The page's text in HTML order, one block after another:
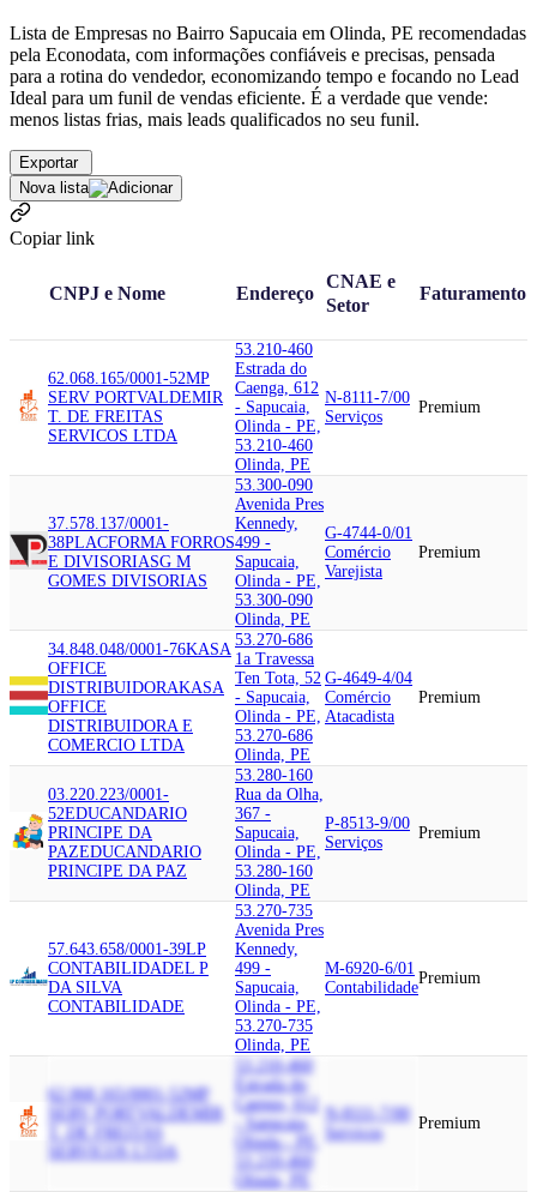
Lista de Empresas no Bairro Sapucaia em Olinda, PE recomendadas
pela Econodata, com informações confiáveis e precisas, pensada
para a rotina do vendedor, economizando tempo e focando no Lead
Ideal para um funil de vendas eficiente. É a verdade que vende:
menos listas frias, mais leads qualificados no seu funil.
Exportar
Nova lista
Copiar link
CNPJ e Nome Endereço
CNAE e
Setor
Faturamento
62.068.165/0001-52MP
SERV PORTVALDEMIR
T. DE FREITAS
SERVICOS LTDA
53.210-460
Estrada do
Caenga, 612
- Sapucaia,
Olinda - PE,
53.210-460
Olinda, PE
N-8111-7/00
Serviços
Premium
37.578.137/0001-
38PLACFORMA FORROS
E DIVISORIASG M
GOMES DIVISORIAS
53.300-090
Avenida Pres
Kennedy,
499 -
Sapucaia,
Olinda - PE,
53.300-090
Olinda, PE
G-4744-0/01
Comércio
Varejista
Premium
34.848.048/0001-76KASA
OFFICE
DISTRIBUIDORAKASA
OFFICE
DISTRIBUIDORA E
COMERCIO LTDA
53.270-686
1a Travessa
Ten Tota, 52
- Sapucaia,
Olinda - PE,
53.270-686
Olinda, PE
G-4649-4/04
Comércio
Atacadista
Premium
03.220.223/0001-
52EDUCANDARIO
PRINCIPE DA
PAZEDUCANDARIO
PRINCIPE DA PAZ
53.280-160
Rua da Olha,
367 -
Sapucaia,
Olinda - PE,
53.280-160
Olinda, PE
P-8513-9/00
Serviços
Premium
57.643.658/0001-39LP
CONTABILIDADEL P
DA SILVA
CONTABILIDADE
53.270-735
Avenida Pres
Kennedy,
499 -
Sapucaia,
Olinda - PE,
53.270-735
Olinda, PE
M-6920-6/01
Contabilidade
Premium
62.068.165/0001-52MP
VALDEMIR
T. DE FREITAS
SERVICOS LTDA
53.210-460
Estrada do
Caenga, 612
- Sapucaia,
Olinda - PE,
53.210-460
Olinda, PE
N-8111-7/00
Serviços
Premium